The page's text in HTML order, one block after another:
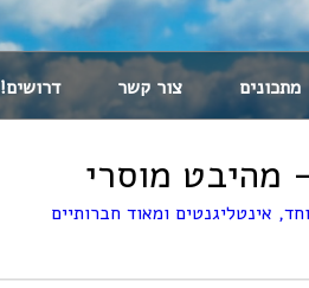
מתכונים צור קשר דרושים!
מהיבט מוסרי